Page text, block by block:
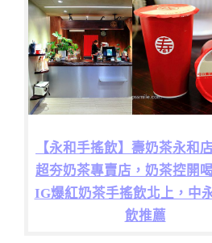
【永和手搖飲】壽奶茶永和
超夯奶茶專賣店，奶茶控開
IG爆紅奶茶手搖飲北上，中
飲推薦